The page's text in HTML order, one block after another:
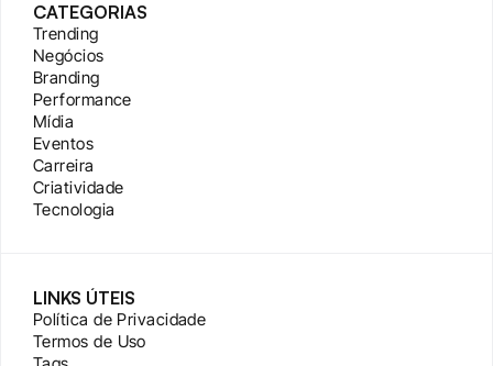
CATEGORIAS
Trending
Negócios
Branding
Performance
Mídia
Eventos
Carreira
Criatividade
Tecnologia
LINKS ÚTEIS
Política de Privacidade
Termos de Uso